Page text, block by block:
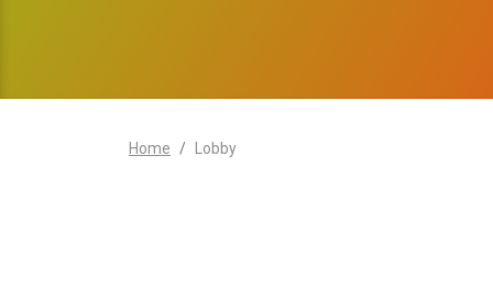
Home Lobby